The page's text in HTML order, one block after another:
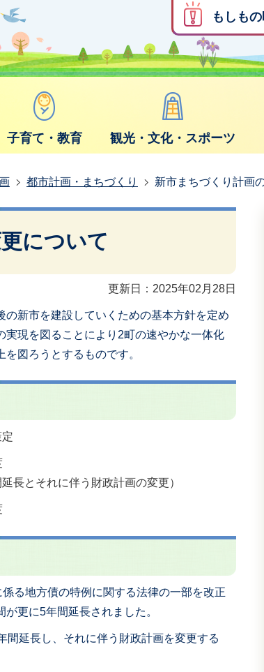
もしも
子育て・教育 観光・文化・スポーツ
都市計画・まちづくり 新市まちづくり計画
について
更新日：2025年02月28日
新市を建設していくための基本方針を定め
現を図ることにより2町の速やかな一体化
図ろうとするものです。
長とそれに伴う財政計画の変更）
る地方債の特例に関する法律の一部を改正
更に5年間延長されました。
間延長し、それに伴う財政計画を変更する